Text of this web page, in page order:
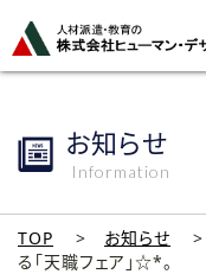
お知らせ
Information
TOP お知らせ
る「天職フェア」☆*。
ジ
ト